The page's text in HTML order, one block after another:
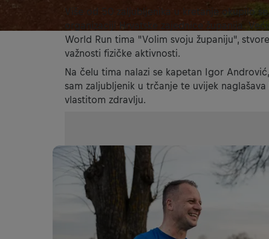
Više od 50 zaljubljenika u kretanje okupilo
organizaciji Hrvatske zajednice županija.
World Run tima "Volim svoju županiju",
važnosti fizičke aktivnosti.
Na čelu tima nalazi se kapetan Igor
sam zaljubljenik u trčanje te uvijek
vlastitom zdravlju.